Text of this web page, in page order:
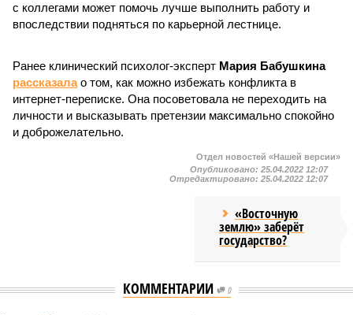
с коллегами может помочь лучше выполнить работу и
впоследствии подняться по карьерной лестнице.
Ранее клинический психолог-эксперт Мария Бабушкина
рассказалао том, как можно избежать конфликта в
интернет-переписке. Она посоветовала не переходить на
личности и высказывать претензии максимально спокойно
и доброжелательно.
Отдел новостей «Нашей версии»
Опубликовано: 25.04.2022 12:07
Отредактировано: 25.04.2022 12:07
«Восточную
землю» заберёт
государство?
КОММЕНТАРИИ 0